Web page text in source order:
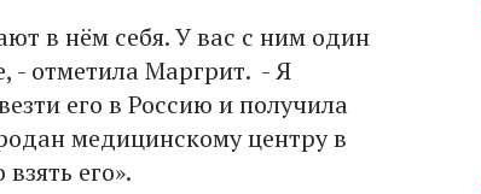
в нём себя. У вас с ним один
- отметила Маргрит. - Я
его в Россию и получила
медицинскому центру в
его».